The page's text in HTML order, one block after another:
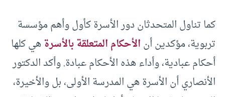
كما تناول المتحدثان دور الأسرة كأول وأهم مؤسسة
تربوية، مؤكدين أنالأحكام المتعلقة بالأسرةهي كلها
أحكام عبادية، وأداء هذه الأحكام عبادة. وأكد الدكتور
الأنصاري أن الأسرة هي المدرسة الأولى، بل والأخيرة،